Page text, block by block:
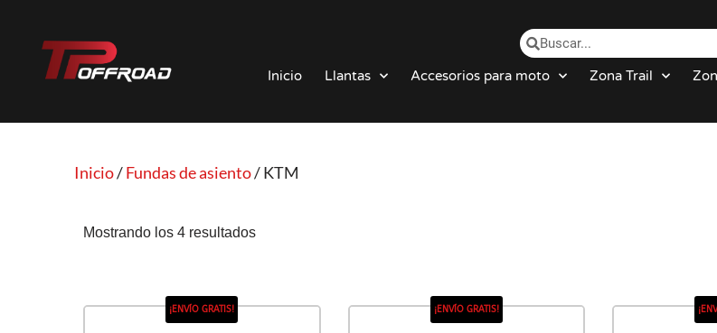
Saltar
Inicio Llantas Accesorios para moto Zona Trail
Inicio/Fundas de asiento/ KTM
Mostrando los 4 resultados
¡ENVÍO GRATIS! ¡ENVÍO GRATIS!